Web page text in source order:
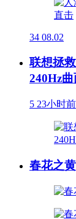
34 08.02
联想拯
240Hz
5 23小时前
春花之黄